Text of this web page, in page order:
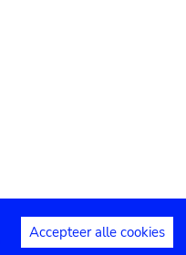
Accepteer alle cookies